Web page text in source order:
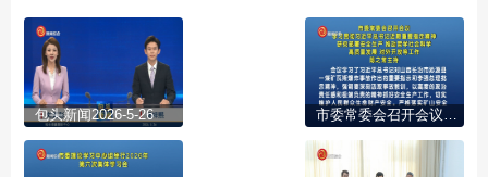
包头新闻2026-5-26 市委常委会召开会议 学习贯彻习近平总书记近期重要指示精神 研究部署安全生产 推动哲学社会科学高质量发展 对外开放等工作 陈之常主持